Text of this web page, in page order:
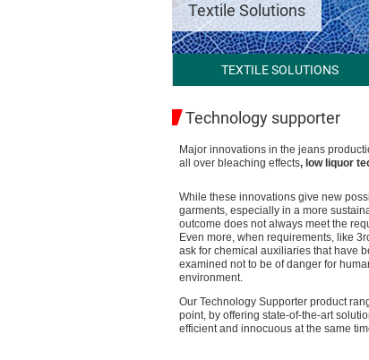
Textile Solutions
TEXTILE SOLUTIONS
Technology supporter
Major innovations in the jeans
all over bleaching effects, low liquor
While these innovations give new
garments, especially in a more
outcome does not always meet the
Even more, when requirements, like
ask for chemical auxiliaries that have
examined not to be of danger for
environment.
Our Technology Supporter product
point, by offering state-of-the-art
efficient and innocuous at the same